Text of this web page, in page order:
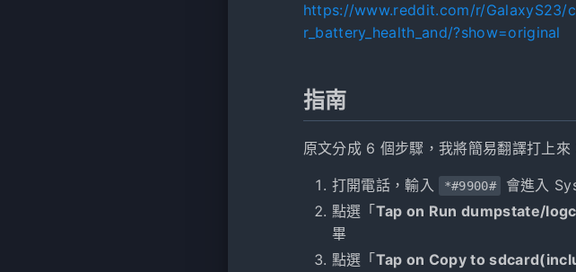
https://www.reddit.com/r/GalaxyS23/
r_battery_health_and/?show=original
指南
原文分成 6 個步驟，我將簡易翻譯打上來
打開電話，輸入 *#9900#
會進入
點選「 Tap on Run dumpstate/
畢
點選「 Tap on Copy to